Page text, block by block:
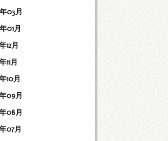
03月
01月
12月
11月
10月
09月
08月
07月